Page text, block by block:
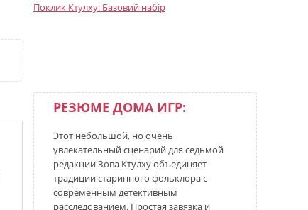
Поклик Ктулху: Базовий набір
РЕЗЮМЕ ДОМА ИГР:
Этот небольшой, но очень
увлекательный сценарий для седьмой
редакции Зова Ктулху объединяет
традиции старинного фольклора с
современным детективным
расследованием. Простая завязка и